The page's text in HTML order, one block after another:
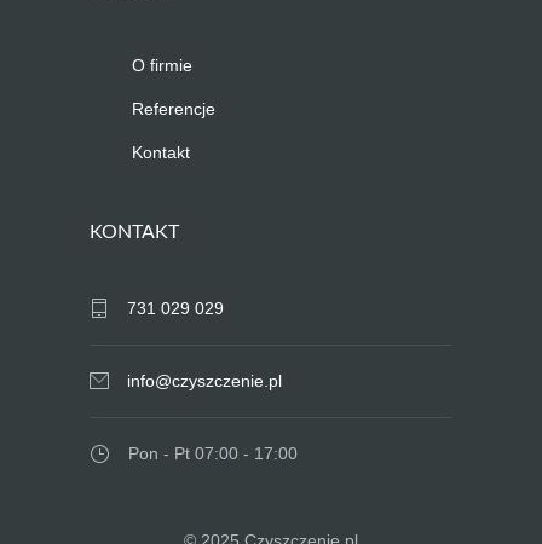
O firmie
Referencje
Kontakt
KONTAKT
731 029 029
info@czyszczenie.pl
Pon - Pt 07:00 - 17:00